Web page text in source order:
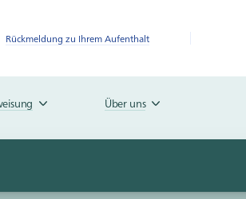
Rückmeldung zu Ihrem Aufenthalt
Über uns